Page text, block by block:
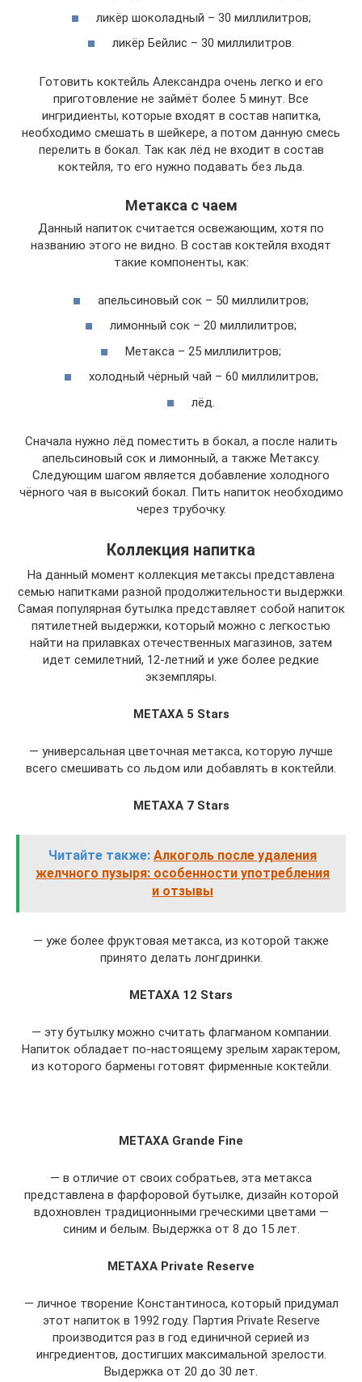
ликёр шоколадный – 30 миллилитров;
ликёр Бейлис – 30 миллилитров.
Готовить коктейль Александра очень легко и его
приготовление не займёт более 5 минут. Все
ингридиенты, которые входят в состав напитка,
необходимо смешать в шейкере, а потом данную смесь
перелить в бокал. Так как лёд не входит в состав
коктейля, то его нужно подавать без льда.
Метакса с чаем
Данный напиток считается освежающим, хотя по
названию этого не видно. В состав коктейля входят
такие компоненты, как:
апельсиновый сок – 50 миллилитров;
лимонный сок – 20 миллилитров;
Метакса – 25 миллилитров;
холодный чёрный чай – 60 миллилитров;
лёд.
Сначала нужно лёд поместить в бокал, а после налить
апельсиновый сок и лимонный, а также Метаксу.
Следующим шагом является добавление холодного
чёрного чая в высокий бокал. Пить напиток необходимо
через трубочку.
Коллекция напитка
На данный момент коллекция метаксы представлена
семью напитками разной продолжительности выдержки.
Самая популярная бутылка представляет собой напиток
пятилетней выдержки, который можно с легкостью
найти на прилавках отечественных магазинов, затем
идет семилетний, 12-летний и уже более редкие
экземпляры.
METAXA 5 Stars
— универсальная цветочная метакса, которую лучше
всего смешивать со льдом или добавлять в коктейли.
METAXA 7 Stars
Читайте также: Алкоголь после удаления
желчного пузыря: особенности употребления
и отзывы
— уже более фруктовая метакса, из которой также
принято делать лонгдринки.
METAXA 12 Stars
— эту бутылку можно считать флагманом компании.
Напиток обладает по-настоящему зрелым характером,
из которого бармены готовят фирменные коктейли.
METAXA Grande Fine
— в отличие от своих собратьев, эта метакса
представлена в фарфоровой бутылке, дизайн которой
вдохновлен традиционными греческими цветами —
синим и белым. Выдержка от 8 до 15 лет.
METAXA Private Reserve
— личное творение Константиноса, который придумал
этот напиток в 1992 году. Партия Private Reserve
производится раз в год единичной серией из
ингредиентов, достигших максимальной зрелости.
Выдержка от 20 до 30 лет.